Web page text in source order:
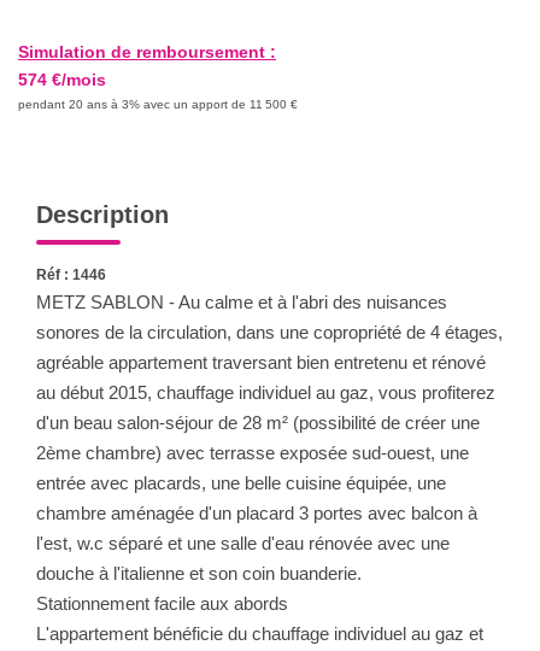
Simulation de remboursement :
574 €/mois
pendant 20 ans à 3% avec un apport de 11 500 €
Description
Réf : 1446
METZ SABLON - Au calme et à l'abri des nuisances
sonores de la circulation, dans une copropriété de 4 étages,
agréable appartement traversant bien entretenu et rénové
au début 2015, chauffage individuel au gaz, vous profiterez
d'un beau salon-séjour de 28 m² (possibilité de créer une
2ème chambre) avec terrasse exposée sud-ouest, une
entrée avec placards, une belle cuisine équipée, une
chambre aménagée d'un placard 3 portes avec balcon à
l'est, w.c séparé et une salle d'eau rénovée avec une
douche à l'italienne et son coin buanderie.
Stationnement facile aux abords
L'appartement bénéficie du chauffage individuel au gaz et